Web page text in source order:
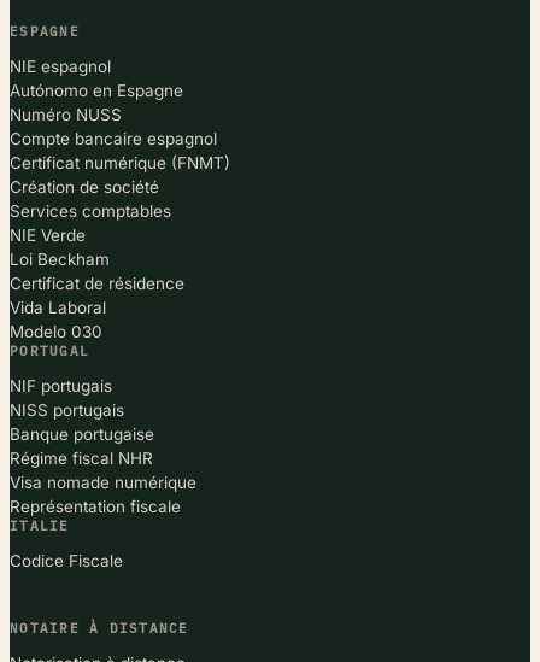
ESPAGNE
NIE espagnol
Autónomo en Espagne
Numéro NUSS
Compte bancaire espagnol
Certificat numérique (FNMT)
Création de société
Services comptables
NIE Verde
Loi Beckham
Certificat de résidence
Vida Laboral
Modelo 030
PORTUGAL
NIF portugais
NISS portugais
Banque portugaise
Régime fiscal NHR
Visa nomade numérique
Représentation fiscale
ITALIE
Codice Fiscale
NOTAIRE À DISTANCE